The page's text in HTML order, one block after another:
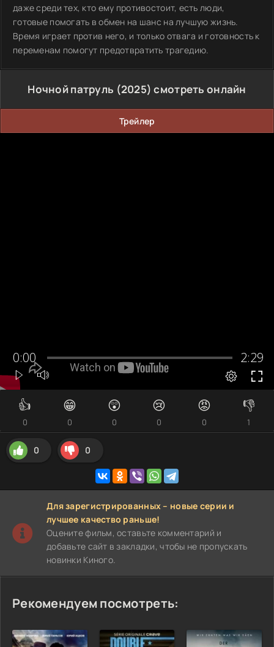
даже среди тех, кто ему противостоит, есть люди,
готовые помогать в обмен на шанс на лучшую жизнь.
Время играет против него, и только отвага и готовность к
переменам помогут предотвратить трагедию.
Ночной патруль (2025) смотреть онлайн
Трейлер
👍
0
😁
0
😲
0
😢
0
😡
0
👎
1
0 0
Для зарегистрированных – новые серии и
лучшее качество раньше!
Оцените фильм, оставьте комментарий и
добавьте сайт в закладки, чтобы не пропускать
новинки Киного.
Рекомендуем посмотреть: